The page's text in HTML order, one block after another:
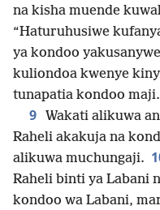
na kisha muende
“Haturuhusiwe
ya kondoo
kuliondoa kwenye
tunapatia kondoo
9 Wakati alikuwa
Raheli akakuja na
alikuwa muchungaji.
Raheli binti ya Labani
kondoo wa Labani,